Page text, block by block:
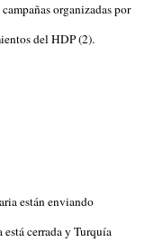
organizadas por
del HDP (2).
están enviando
está cerrada y Turquía